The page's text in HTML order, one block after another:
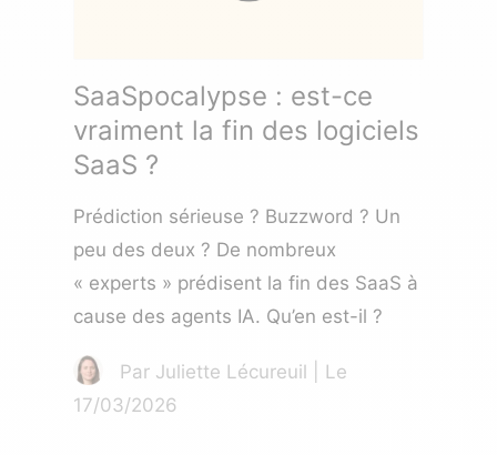
SaaSpocalypse : est-ce
vraiment la fin des logiciels
SaaS ?
Prédiction sérieuse ? Buzzword ? Un
peu des deux ? De nombreux
« experts » prédisent la fin des SaaS à
cause des agents IA. Qu’en est-il ?
Par Juliette Lécureuil | Le
17/03/2026